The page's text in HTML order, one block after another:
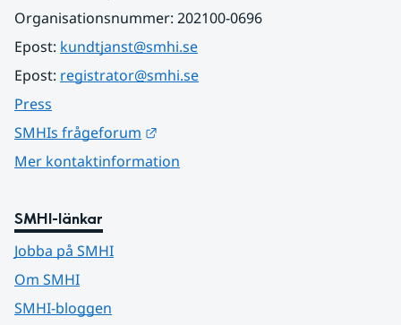
Organisationsnummer: 202100-0696
Epost: kundtjanst@smhi.se
Epost: registrator@smhi.se
Press
SMHIs frågeforum
Mer kontaktinformation
SMHI-länkar
Jobba på SMHI
Om SMHI
SMHI-bloggen